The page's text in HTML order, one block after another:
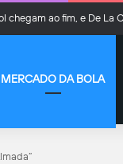
chegam ao fim, e De La
MERCADO DA BOLA